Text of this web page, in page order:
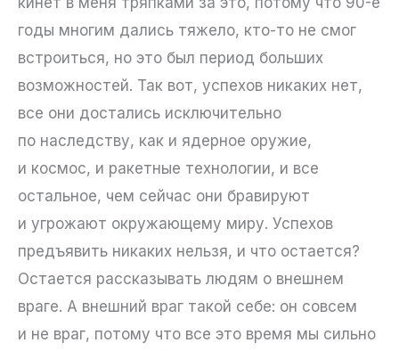
годы многим дались тяжело, кто-то не смог
встроиться, но это был период больших
возможностей. Так вот, успехов никаких нет,
все они достались исключительно
по наследству, как и ядерное оружие,
и космос, и ракетные технологии, и все
остальное, чем сейчас они бравируют
и угрожают окружающему миру. Успехов
предъявить никаких нельзя, и что остается?
Остается рассказывать людям о внешнем
враге. А внешний враг такой себе: он совсем
и не враг, потому что все это время мы сильно